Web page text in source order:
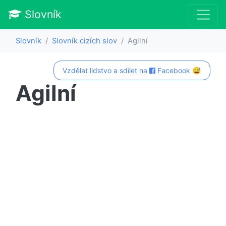
Slovník
Slovník Slovník cizích slov Agilní
Vzdělat lidstvo a sdílet na Facebook 😅
Agilní